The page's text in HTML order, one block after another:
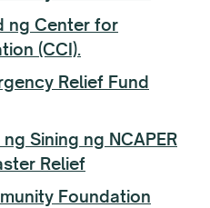
ng Center for
(CCI).
Relief Fund
Sining ng NCAPER
Relief
Foundation